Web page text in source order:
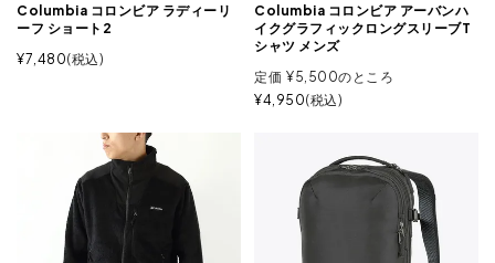
Columbia コロンビア ラディーリ
ーフ ショート2
¥7,480 税込
Columbia コロンビア アーバンハ
イクグラフィックロングスリーブT
シャツ メンズ
定価 ¥5,500のところ
¥4,950 税込